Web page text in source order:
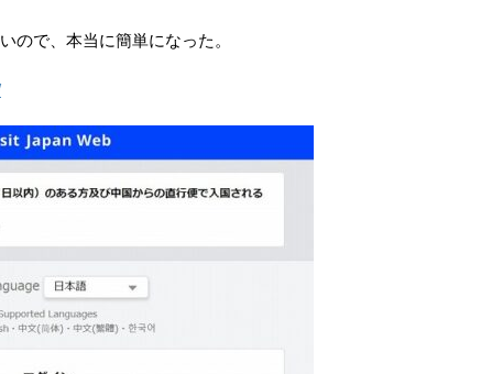
ので、本当に簡単になった。